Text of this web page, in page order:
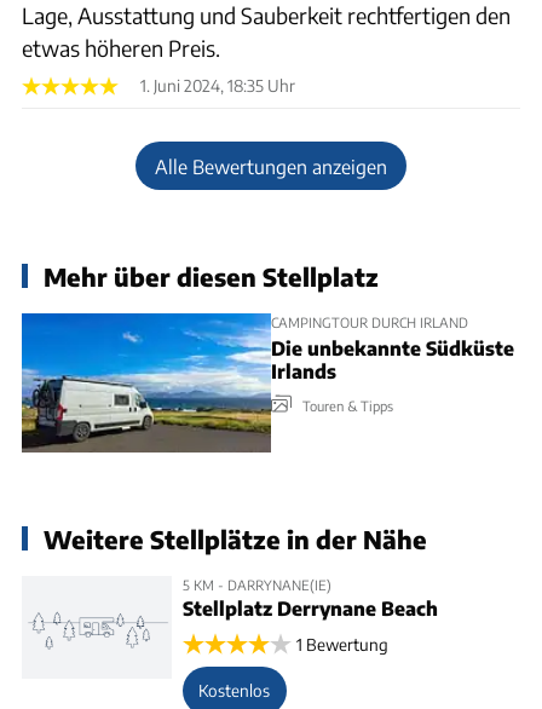
Lage, Ausstattung und Sauberkeit rechtfertigen den
etwas höheren Preis.
1. Juni 2024, 18:35 Uhr
Alle Bewertungen anzeigen
Mehr über diesen Stellplatz
CAMPINGTOUR DURCH IRLAND
Die unbekannte Südküste
Irlands
Touren & Tipps
Weitere Stellplätze in der Nähe
5 KM - DARRYNANE(IE)
Stellplatz Derrynane Beach
1 Bewertung
Kostenlos